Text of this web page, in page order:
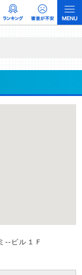
ザーへの口コミ収集な
--ビル１Ｆ